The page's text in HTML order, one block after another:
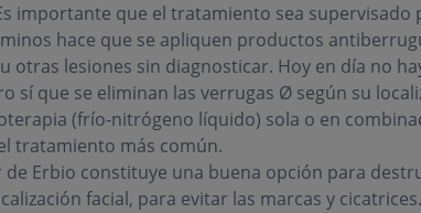
importante que el tratamiento sea supervisado
hace que se apliquen productos
otras lesiones sin diagnosticar. Hoy en día no
sí que se eliminan las verrugas Ø según su
(frío-nitrógeno líquido) sola o en
tratamiento más común.
de Erbio constituye una buena opción para
facial, para evitar las marcas y cicatrices.